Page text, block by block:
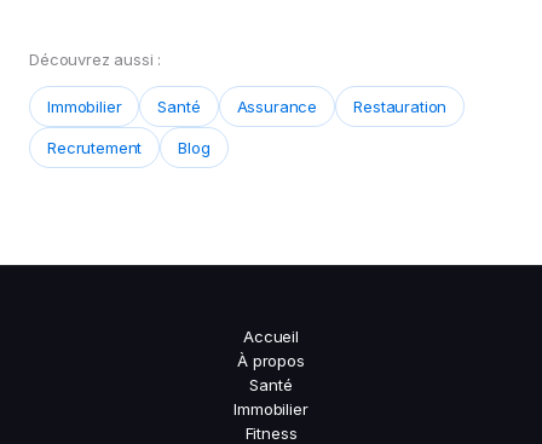
Découvrez aussi :
Immobilier Santé Assurance Restauration
Recrutement Blog
Accueil
À propos
Santé
Immobilier
Fitness